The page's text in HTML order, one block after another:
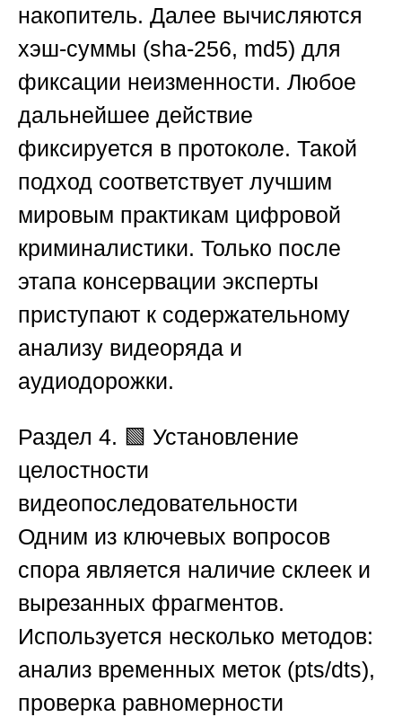
накопитель. Далее вычисляются
хэш-суммы (sha-256, md5) для
фиксации неизменности. Любое
дальнейшее действие
фиксируется в протоколе. Такой
подход соответствует лучшим
мировым практикам цифровой
криминалистики. Только после
этапа консервации эксперты
приступают к содержательному
анализу видеоряда и
аудиодорожки.
Раздел 4. 🟩 Установление
целостности
видеопоследовательности
Одним из ключевых вопросов
спора является наличие склеек и
вырезанных фрагментов.
Используется несколько методов:
анализ временных меток (pts/dts),
проверка равномерности